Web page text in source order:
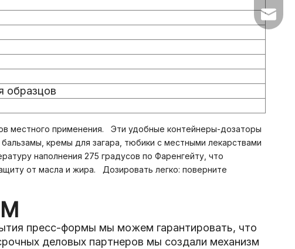
образцов
местного применения. Эти удобные контейнеры-дозаторы
кремы для загара, тюбики с местными лекарствами
наполнения 275 градусов по Фаренгейту, что
от масла и жира. Дозировать легко: поверните
пресс-формы мы можем гарантировать, что
деловых партнеров мы создали механизм